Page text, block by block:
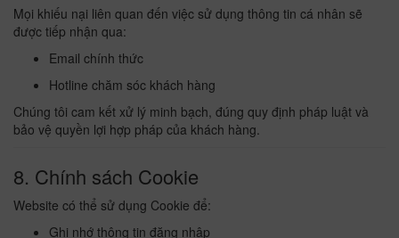
Mọi khiếu nại liên quan đến việc sử dụng thông tin cá nhân sẽ
được tiếp nhận qua:
Email chính thức
Hotline chăm sóc khách hàng
Chúng tôi cam kết xử lý minh bạch, đúng quy định pháp luật và
bảo vệ quyền lợi hợp pháp của khách hàng.
8. Chính sách Cookie
Website có thể sử dụng Cookie để:
Ghi nhớ thông tin đăng nhập